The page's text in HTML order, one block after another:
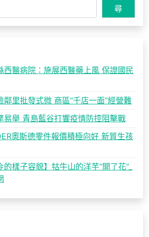
尋
西醫病院：施展西醫藥上風 保證國民
鄰里批發式微 商區“千店一面”經營難
易舉 青島藍谷打響疫情防控阻擊戰
奧斯德零件報價積極向好 新質生孩
的樣子容貌】牯牛山的洋芋“開了花”_